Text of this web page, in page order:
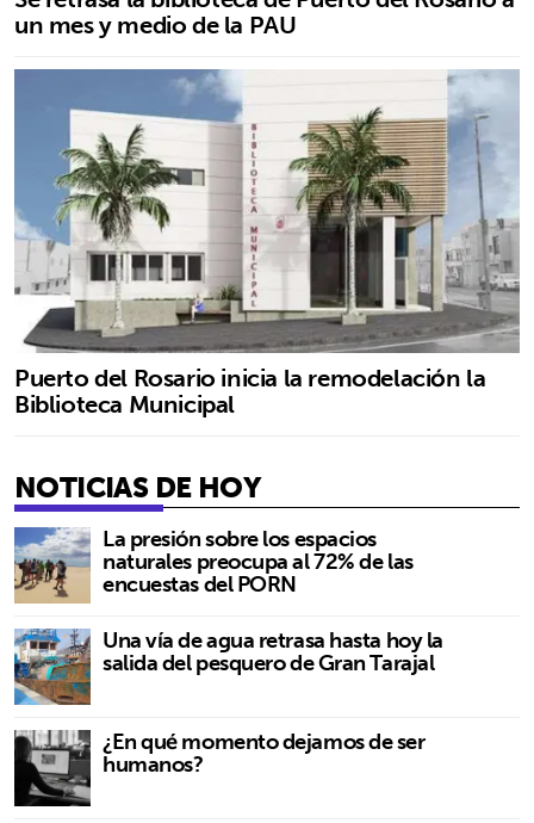
un mes y medio de la PAU
Puerto del Rosario inicia la remodelación la
Biblioteca Municipal
NOTICIAS DE HOY
La presión sobre los espacios
naturales preocupa al 72% de las
encuestas del PORN
Una vía de agua retrasa hasta hoy la
salida del pesquero de Gran Tarajal
¿En qué momento dejamos de ser
humanos?